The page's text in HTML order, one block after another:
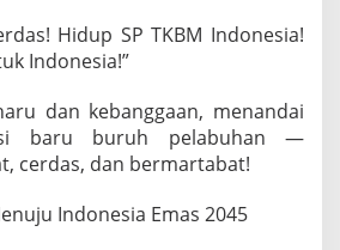
Hidup SP TKBM Indonesia!
Indonesia!”
dan kebanggaan, menandai
baru buruh pelabuhan —
cerdas, dan bermartabat!
Indonesia Emas 2045